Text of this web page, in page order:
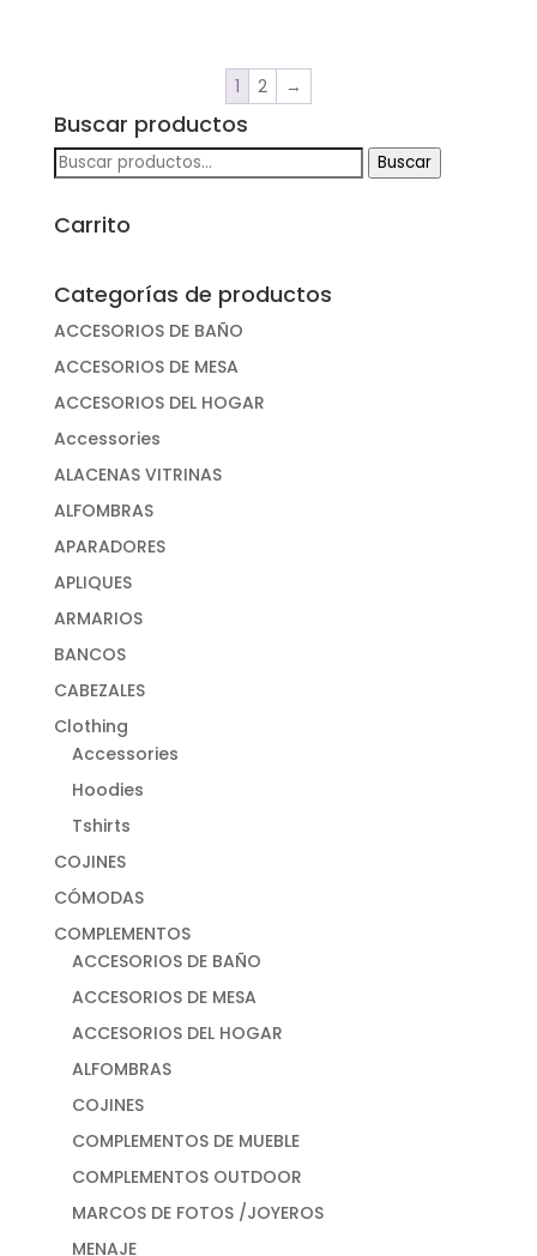
1 2 →
Buscar productos
Buscar
por:
Buscar
Carrito
Categorías de productos
ACCESORIOS DE BAÑO
ACCESORIOS DE MESA
ACCESORIOS DEL HOGAR
Accessories
ALACENAS VITRINAS
ALFOMBRAS
APARADORES
APLIQUES
ARMARIOS
BANCOS
CABEZALES
Clothing
Accessories
Hoodies
Tshirts
COJINES
CÓMODAS
COMPLEMENTOS
ACCESORIOS DE BAÑO
ACCESORIOS DE MESA
ACCESORIOS DEL HOGAR
ALFOMBRAS
COJINES
COMPLEMENTOS DE MUEBLE
COMPLEMENTOS OUTDOOR
MARCOS DE FOTOS /JOYEROS
MENAJE